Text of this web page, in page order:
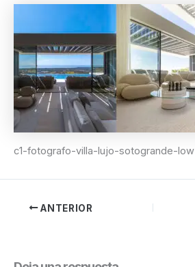
c1-fotografo-villa-lujo-sotogrande-low
ANTERIOR